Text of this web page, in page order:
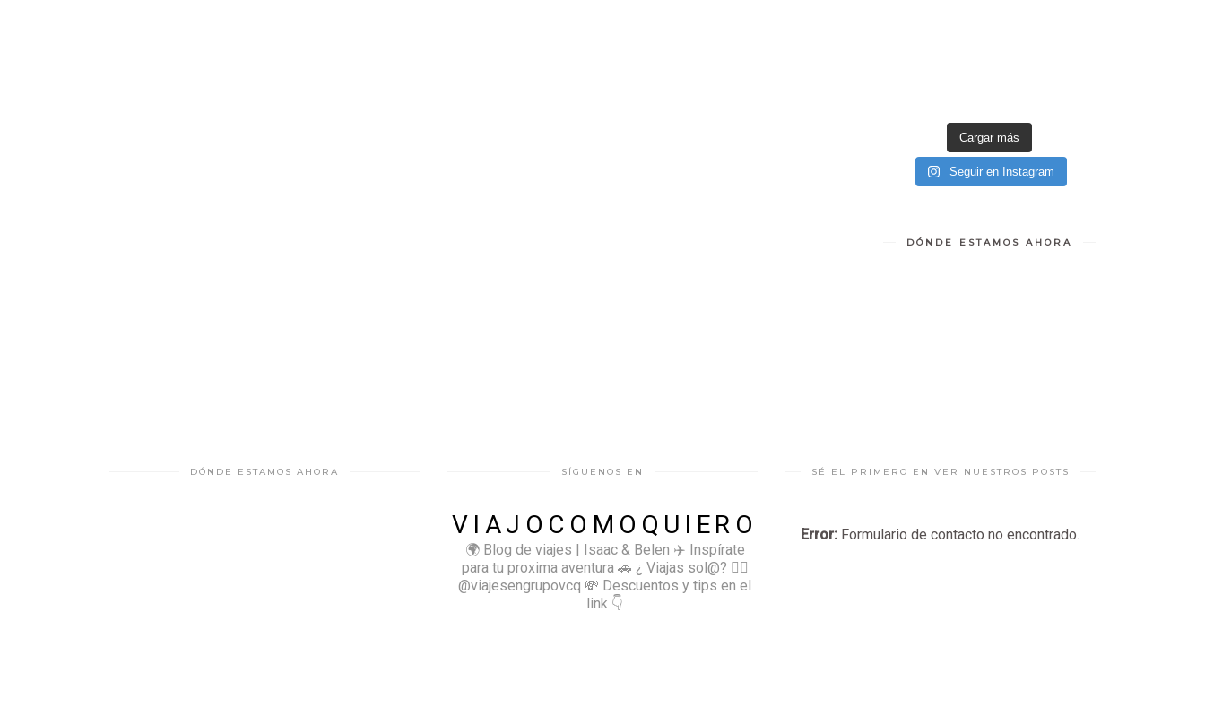
Cargar más
Seguir en Instagram
DÓNDE ESTAMOS AHORA
DÓNDE ESTAMOS AHORA SÍGUENOS EN
VIAJOCOMOQUIERO
🌍 Blog de viajes | Isaac & Belen ✈️ Inspírate
para tu proxima aventura 🚗 ¿ Viajas sol@? 👉🏻
@viajesengrupovcq 💸 Descuentos y tips en el
link 👇
SÉ EL PRIMERO EN VER NUESTROS POSTS
Error: Formulario de contacto no encontrado.